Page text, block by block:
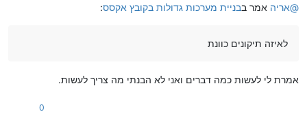
@אריה אמר בבניית מערכות גדולות בקובץ אקסס:
לאיזה תיקונים כוונת
אמרת לי לעשות כמה דברים ואני לא הבנתי מה צריך לעשות.
0